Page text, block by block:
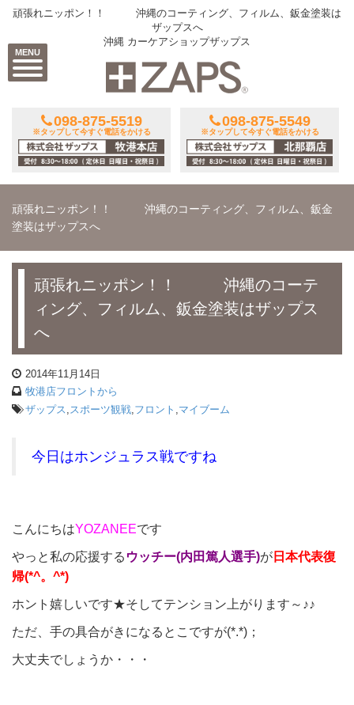
MENU
頑張れニッポン！！ 沖縄のコーティング、フィルム、鈑金塗装は
ザップスへ
沖縄 カーケアショップザップス
098-875-5519
※タップして今すぐ電話をかける
098-875-5549
※タップして今すぐ電話をかける
頑張れニッポン！！ 沖縄のコーティング、フィルム、鈑金
塗装はザップスへ
頑張れニッポン！！ 沖縄のコーテ
ィング、フィルム、鈑金塗装はザップス
へ
2014年11月14日
牧港店フロントから
ザップス スポーツ観戦 フロント マイブーム
今日はホンジュラス戦ですね
こんにちはYOZANEEです
やっと私の応援する ウッチー(内田篤人選手)が日本代表復
帰(*^。^*)
ホント嬉しいです★そしてテンション上がります～♪♪
ただ、手の具合がきになるとこですが(*.*)；
大丈夫でしょうか・・・